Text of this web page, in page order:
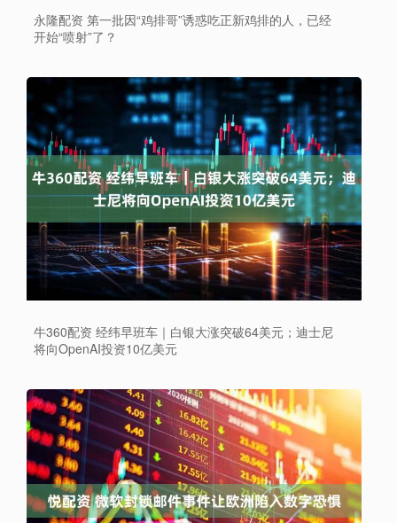
永隆配资 第一批因“鸡排哥”诱惑吃正新鸡排的人，已经
开始“喷射”了？
牛360配资 经纬早班车｜白银大涨突破64美元；迪士尼
将向OpenAI投资10亿美元